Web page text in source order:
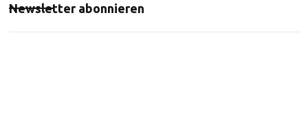
Newsletter abonnieren